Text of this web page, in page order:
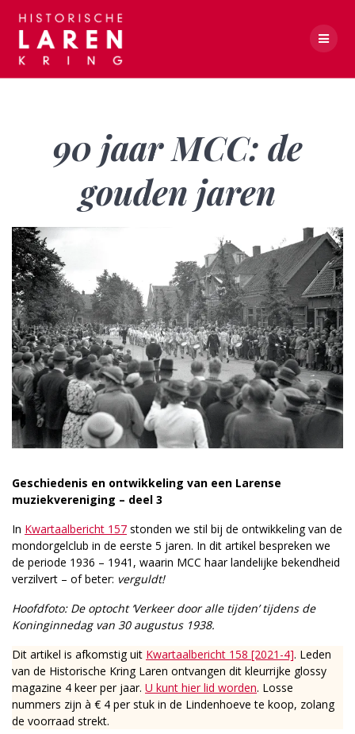
90 jaar MCC: de
gouden jaren
Geschiedenis en ontwikkeling van een Larense
muziekvereniging – deel 3
In Kwartaalbericht 157 stonden we stil bij de ontwikkeling van de
mondorgelclub in de eerste 5 jaren. In dit artikel bespreken we
de periode 1936 – 1941, waarin MCC haar landelijke bekendheid
verzilvert – of beter: verguldt!
Hoofdfoto: De optocht ‘Verkeer door alle tijden’ tijdens de
Koninginnedag van 30 augustus 1938.
Dit artikel is afkomstig uit Kwartaalbericht 158 [2021-4]. Leden
van de Historische Kring Laren ontvangen dit kleurrijke glossy
magazine 4 keer per jaar. U kunt hier lid worden. Losse
nummers zijn à € 4 per stuk in de Lindenhoeve te koop, zolang
de voorraad strekt.